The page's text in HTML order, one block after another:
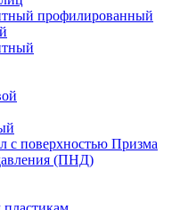
профилированный
с поверхностью Призма
(ПНД)